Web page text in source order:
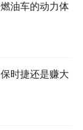
油车的动力体
时捷还是赚大